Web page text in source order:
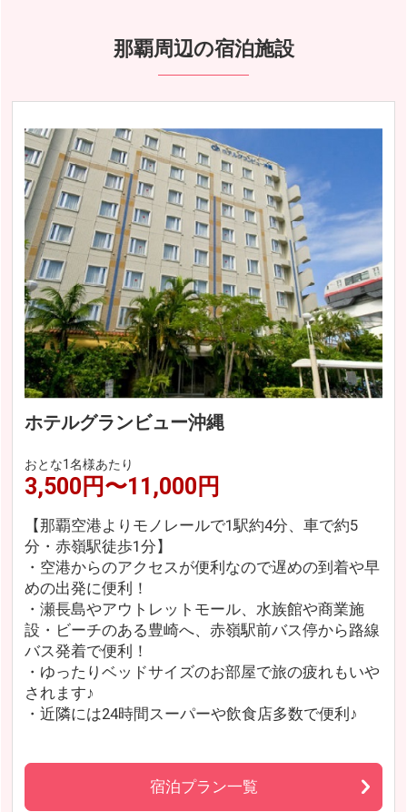
那覇周辺の宿泊施設
ホテルグランビュー沖縄
おとな1名様あたり
3,500円〜11,000円
【那覇空港よりモノレールで1駅約4分、車で約5
分・赤嶺駅徒歩1分】
・空港からのアクセスが便利なので遅めの到着や早
めの出発に便利！
・瀬長島やアウトレットモール、水族館や商業施
設・ビーチのある豊崎へ、赤嶺駅前バス停から路線
バス発着で便利！
・ゆったりベッドサイズのお部屋で旅の疲れもいや
されます♪
・近隣には24時間スーパーや飲食店多数で便利♪
宿泊プラン一覧